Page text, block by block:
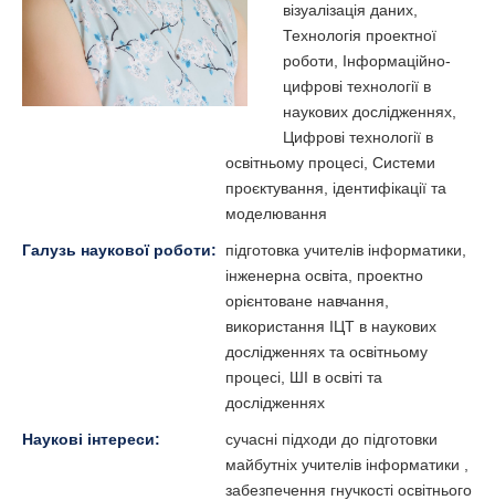
візуалізація даних,
Технологія проектної
роботи, Інформаційно-
цифрові технології в
наукових дослідженнях,
Цифрові технології в
освітньому процесі, Системи
проєктування, ідентифікації та
моделювання
Галузь наукової роботи:
підготовка учителів інформатики,
інженерна освіта, проектно
орієнтоване навчання,
використання ІЦТ в наукових
дослідженнях та освітньому
процесі, ШІ в освіті та
дослідженнях
Наукові інтереси:
сучасні підходи до підготовки
майбутніх учителів інформатики ,
забезпечення гнучкості освітнього